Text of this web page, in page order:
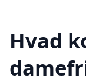
Hvad